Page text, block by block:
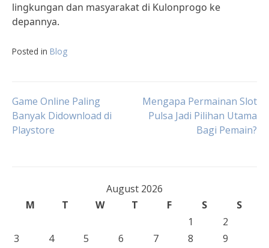
lingkungan dan masyarakat di Kulonprogo ke
depannya.
Posted in Blog
Post
navigation
Game Online Paling
Banyak Didownload di
Playstore
Mengapa Permainan Slot
Pulsa Jadi Pilihan Utama
Bagi Pemain?
August 2026
M
T W T F S
S
1
2
3
4 5 6 7 8
9